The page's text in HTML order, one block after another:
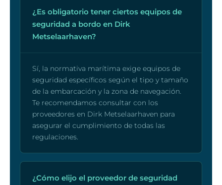
¿Es obligatorio tener ciertos equipos de
seguridad a bordo en Dirk
Metselaarhaven?
Sí, la normativa marítima exige equipos de
seguridad específicos según el tipo y tamaño
de la embarcación y la zona de navegación.
Te recomendamos consultar con los
proveedores en Dirk Metselaarhaven para
asegurar el cumplimiento de todas las
regulaciones.
¿Cómo elijo el proveedor de seguridad